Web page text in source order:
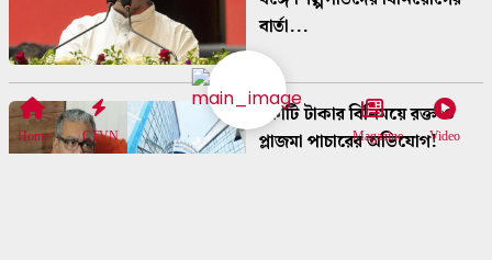
বার্তা...
কোটি টাকার বিনিময়ে রক্ত ও
প্লাজমা পাচারের অভিযোগ!
Home CTVN Magazine Video